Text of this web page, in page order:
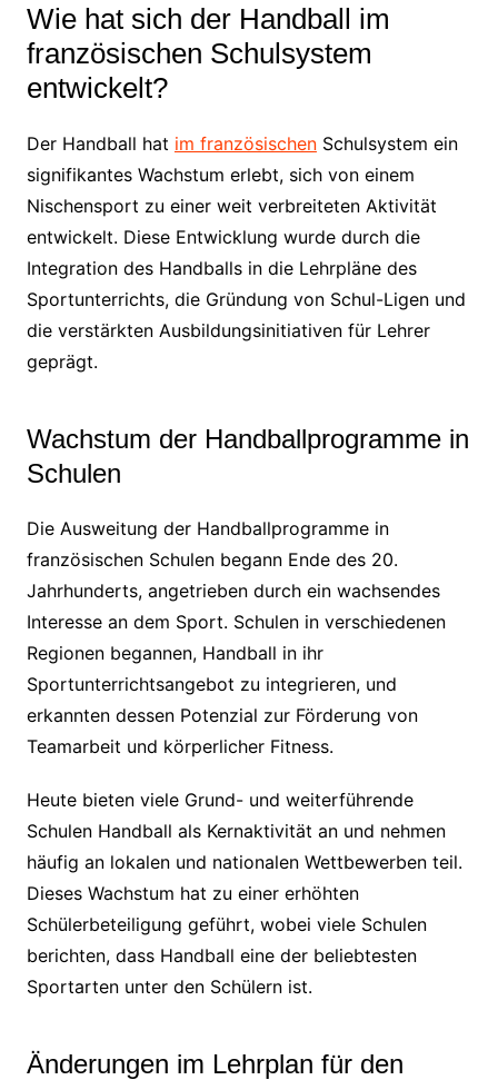
Wie hat sich der Handball im
französischen Schulsystem
entwickelt?
Der Handball hat im französischenSchulsystem ein
signifikantes Wachstum erlebt, sich von einem
Nischensport zu einer weit verbreiteten Aktivität
entwickelt. Diese Entwicklung wurde durch die
Integration des Handballs in die Lehrpläne des
Sportunterrichts, die Gründung von Schul-Ligen und
die verstärkten Ausbildungsinitiativen für Lehrer
geprägt.
Wachstum der Handballprogramme in
Schulen
Die Ausweitung der Handballprogramme in
französischen Schulen begann Ende des 20.
Jahrhunderts, angetrieben durch ein wachsendes
Interesse an dem Sport. Schulen in verschiedenen
Regionen begannen, Handball in ihr
Sportunterrichtsangebot zu integrieren, und
erkannten dessen Potenzial zur Förderung von
Teamarbeit und körperlicher Fitness.
Heute bieten viele Grund- und weiterführende
Schulen Handball als Kernaktivität an und nehmen
häufig an lokalen und nationalen Wettbewerben teil.
Dieses Wachstum hat zu einer erhöhten
Schülerbeteiligung geführt, wobei viele Schulen
berichten, dass Handball eine der beliebtesten
Sportarten unter den Schülern ist.
Änderungen im Lehrplan für den